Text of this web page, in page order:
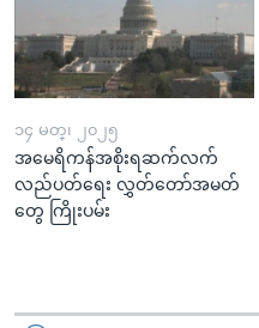
၁၄ မတ္၊ ၂၀၂၅
အမေရိကန်အစိုးရဆက်လက်
လည်ပတ်ရေး လွှတ်တော်အမတ်
တွေ ကြိုးပမ်း